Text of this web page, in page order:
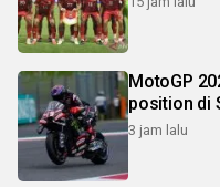
MotoGP
3 jam lalu